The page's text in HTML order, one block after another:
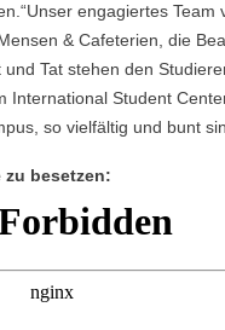
engagiertes
& Cafeterien, die
Tat stehen den
Student
so vielfältig und bunt
besetzen: